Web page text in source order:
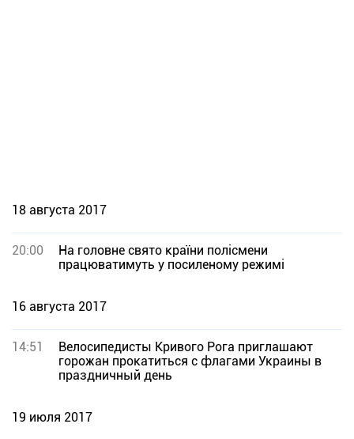
18 августа 2017
20:00
На головне свято країни полісмени
працюватимуть у посиленому режимі
16 августа 2017
14:51
Велосипедисты Кривого Рога приглашают
горожан прокатиться с флагами Украины в
праздничный день
19 июля 2017